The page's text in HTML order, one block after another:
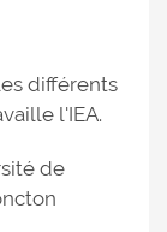
différents
l'IEA.
de